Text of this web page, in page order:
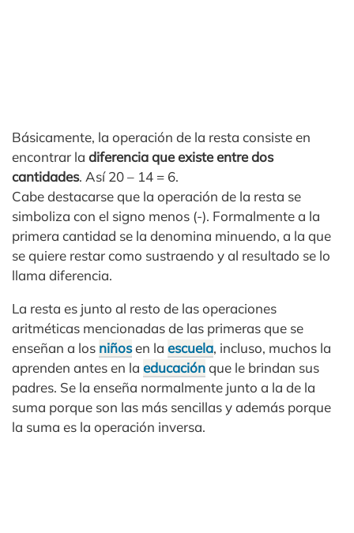
Básicamente, la operación de la resta consiste en
encontrar la diferencia que existe entre dos
cantidades. Así 20 – 14 = 6.
Cabe destacarse que la operación de la resta se
simboliza con el signo menos (-). Formalmente a la
primera cantidad se la denomina minuendo, a la que
se quiere restar como sustraendo y al resultado se lo
llama diferencia.
La resta es junto al resto de las operaciones
aritméticas mencionadas de las primeras que se
enseñan a los niñosen la escuela, incluso, muchos la
aprenden antes en la educaciónque le brindan sus
padres. Se la enseña normalmente junto a la de la
suma porque son las más sencillas y además porque
la suma es la operación inversa.